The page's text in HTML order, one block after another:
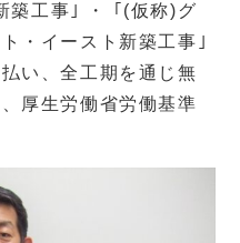
築工事｣ ・ ｢(仮称)グ
・イースト新築工事｣
い、全工期を通じ無
厚生労働省労働基準